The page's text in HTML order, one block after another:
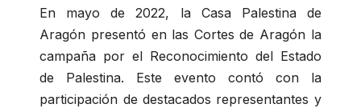
En mayo de 2022, la Casa Palestina de
Aragón presentó en las Cortes de Aragón la
campaña por el Reconocimiento del Estado
de Palestina. Este evento contó con la
participación de destacados representantes y